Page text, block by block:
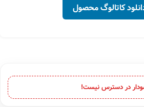
کاتالوگ محصول
در دسترس نیست!